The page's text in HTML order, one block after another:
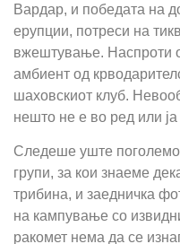
Вардар, и победата на
ерупции, потреси на
вжештување. Наспроти
амбиент од
шаховскиот клуб.
нешто не е во ред или
Следеше уште
групи, за кои знаеме
трибина, и заедничка
на кампување со
ракомет нема да се